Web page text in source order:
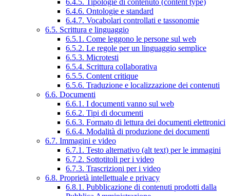
6.4.6. Ontologie e standard
6.4.7. Vocabolari controllati e tassonomie
6.5. Scrittura e linguaggio
6.5.1. Come leggono le persone sul web
6.5.2. Le regole per un linguaggio semplice
6.5.3. Microtesti
6.5.4. Scrittura collaborativa
6.5.5. Content critique
6.5.6. Traduzione e localizzazione dei contenuti
6.6. Documenti
6.6.1. I documenti vanno sul web
6.6.2. Tipi di documenti
6.6.3. Formato di lettura dei documenti elettronici
6.6.4. Modalità di produzione dei documenti
6.7. Immagini e video
6.7.1. Testo alternativo (alt text) per le immagini
6.7.2. Sottotitoli per i video
6.7.3. Trascrizioni per i video
6.8. Proprietà intellettuale e privacy
6.8.1. Pubblicazione di contenuti prodotti dalla